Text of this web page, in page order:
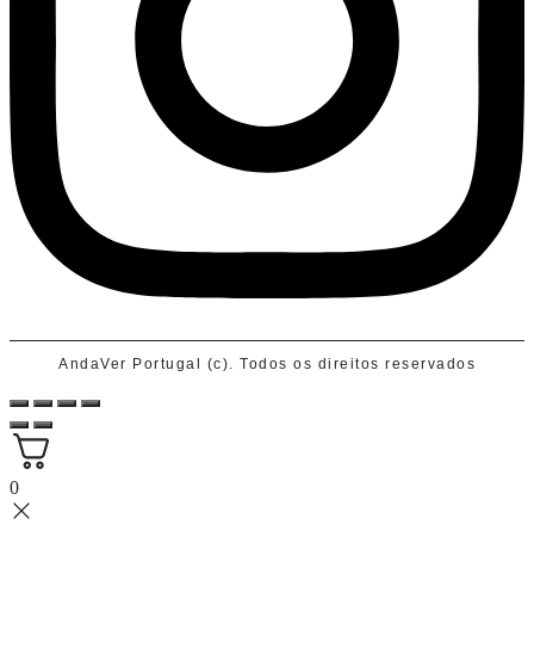
AndaVer Portugal (c). Todos os direitos reservados
0